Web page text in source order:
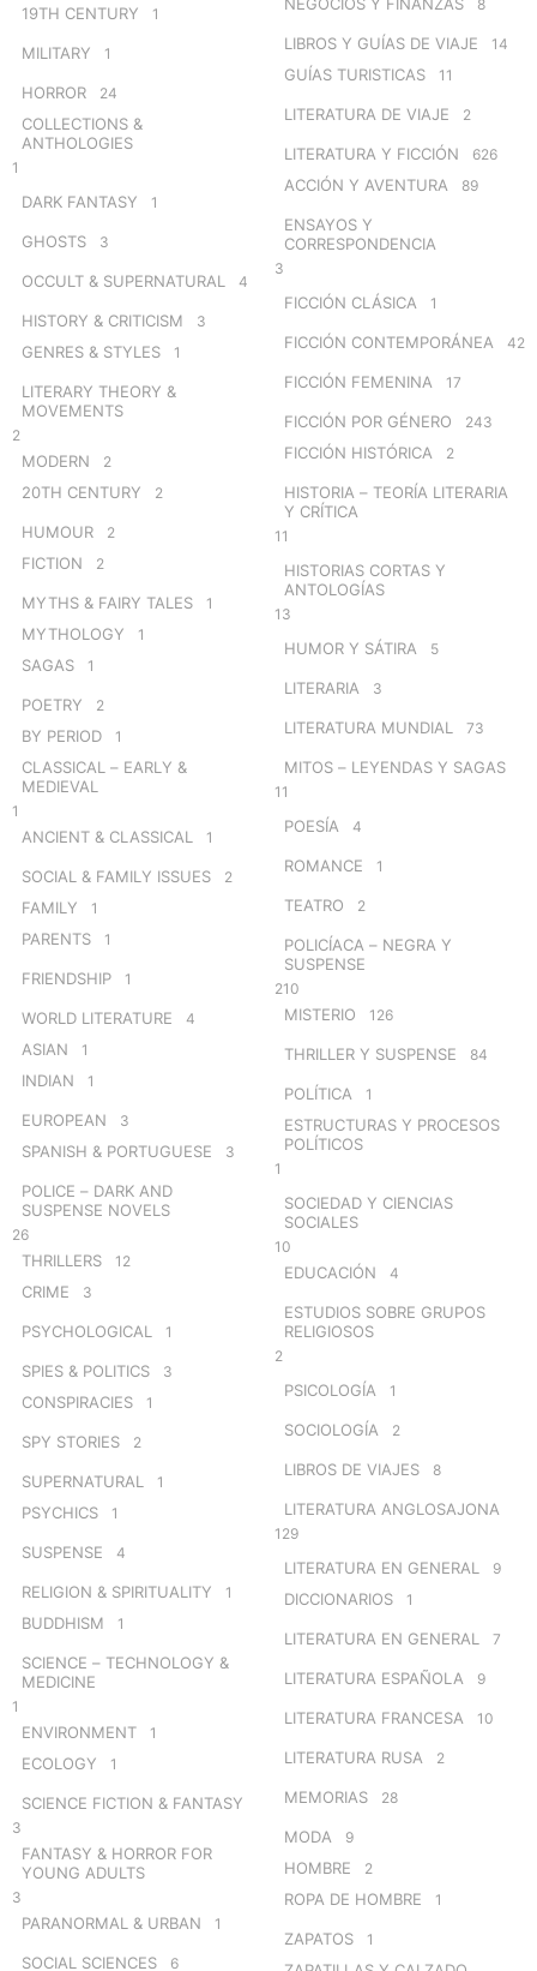
19TH CENTURY 1
MILITARY 1
HORROR 24
COLLECTIONS &
ANTHOLOGIES
1
DARK FANTASY 1
GHOSTS 3
OCCULT & SUPERNATURAL 4
HISTORY & CRITICISM 3
GENRES & STYLES 1
LITERARY THEORY &
MOVEMENTS
2
MODERN 2
20TH CENTURY 2
HUMOUR 2
FICTION 2
MYTHS & FAIRY TALES 1
MYTHOLOGY 1
SAGAS 1
POETRY 2
BY PERIOD 1
CLASSICAL – EARLY &
MEDIEVAL
1
ANCIENT & CLASSICAL 1
SOCIAL & FAMILY ISSUES 2
FAMILY 1
PARENTS 1
FRIENDSHIP 1
WORLD LITERATURE 4
ASIAN 1
INDIAN 1
EUROPEAN 3
SPANISH & PORTUGUESE 3
POLICE – DARK AND
SUSPENSE NOVELS
26
THRILLERS 12
CRIME 3
PSYCHOLOGICAL 1
SPIES & POLITICS 3
CONSPIRACIES 1
SPY STORIES 2
SUPERNATURAL 1
PSYCHICS 1
SUSPENSE 4
RELIGION & SPIRITUALITY 1
BUDDHISM 1
SCIENCE – TECHNOLOGY &
MEDICINE
1
ENVIRONMENT 1
ECOLOGY 1
SCIENCE FICTION & FANTASY
3
FANTASY & HORROR FOR
YOUNG ADULTS
3
PARANORMAL & URBAN 1
SOCIAL SCIENCES 6
NEGOCIOS Y FINANZAS 8
LIBROS Y GUÍAS DE VIAJE 14
GUÍAS TURISTICAS 11
LITERATURA DE VIAJE 2
LITERATURA Y FICCIÓN 626
ACCIÓN Y AVENTURA 89
ENSAYOS Y
CORRESPONDENCIA
3
FICCIÓN CLÁSICA 1
FICCIÓN CONTEMPORÁNEA 42
FICCIÓN FEMENINA 17
FICCIÓN POR GÉNERO 243
FICCIÓN HISTÓRICA 2
HISTORIA – TEORÍA LITERARIA
Y CRÍTICA
11
HISTORIAS CORTAS Y
ANTOLOGÍAS
13
HUMOR Y SÁTIRA 5
LITERARIA 3
LITERATURA MUNDIAL 73
MITOS – LEYENDAS Y SAGAS
11
POESÍA 4
ROMANCE 1
TEATRO 2
POLICÍACA – NEGRA Y
SUSPENSE
210
MISTERIO 126
THRILLER Y SUSPENSE 84
POLÍTICA 1
ESTRUCTURAS Y PROCESOS
POLÍTICOS
1
SOCIEDAD Y CIENCIAS
SOCIALES
10
EDUCACIÓN 4
ESTUDIOS SOBRE GRUPOS
RELIGIOSOS
2
PSICOLOGÍA 1
SOCIOLOGÍA 2
LIBROS DE VIAJES 8
LITERATURA ANGLOSAJONA
129
LITERATURA EN GENERAL 9
DICCIONARIOS 1
LITERATURA EN GENERAL 7
LITERATURA ESPAÑOLA 9
LITERATURA FRANCESA 10
LITERATURA RUSA 2
MEMORIAS 28
MODA 9
HOMBRE 2
ROPA DE HOMBRE 1
ZAPATOS 1